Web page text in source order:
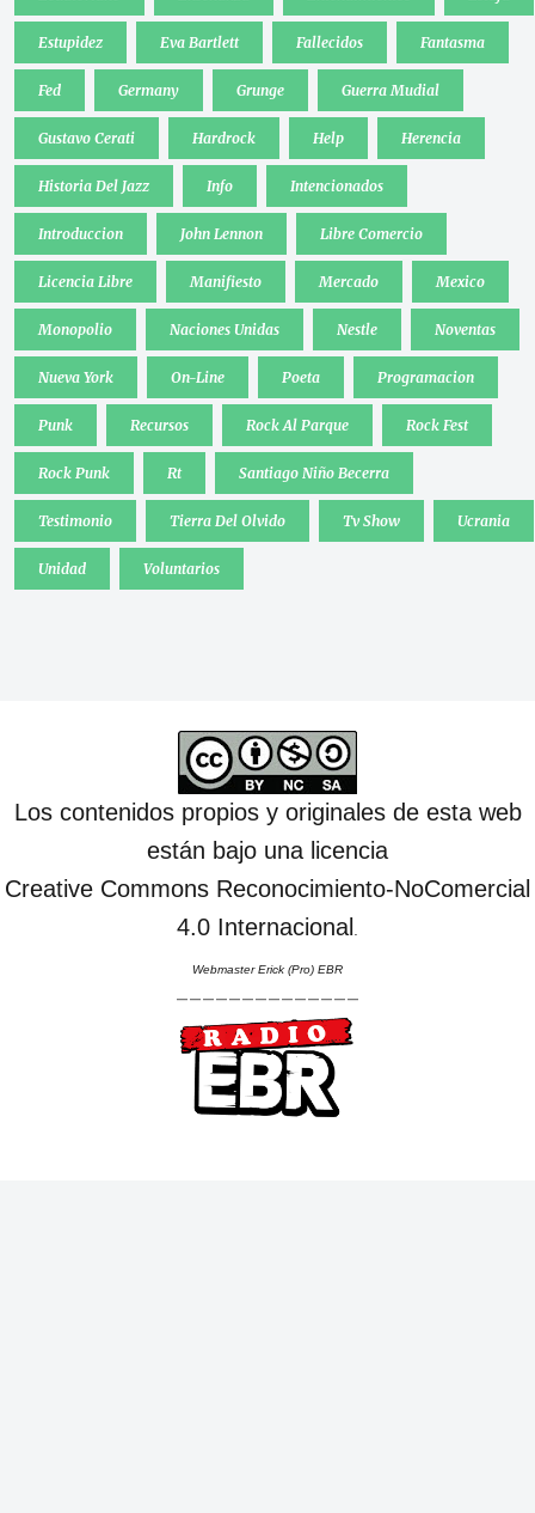
Estupidez Eva Bartlett Fallecidos Fantasma
Fed Germany Grunge Guerra Mudial
Gustavo Cerati Hardrock Help Herencia
Historia Del Jazz Info Intencionados
Introduccion John Lennon Libre Comercio
Licencia Libre Manifiesto Mercado Mexico
Monopolio Naciones Unidas Nestle Noventas
Nueva York On-Line Poeta Programacion
Punk Recursos Rock Al Parque Rock Fest
Rock Punk Rt Santiago Niño Becerra
Testimonio Tierra Del Olvido Tv Show Ucrania
Unidad Voluntarios
Los contenidos propios y originales de esta web
están bajo una licencia
Creative Commons Reconocimiento-NoComercial
4.0 Internacional
Webmaster Erick (Pro) EBR
--------------